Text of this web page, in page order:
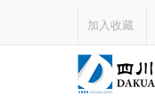
加入收藏